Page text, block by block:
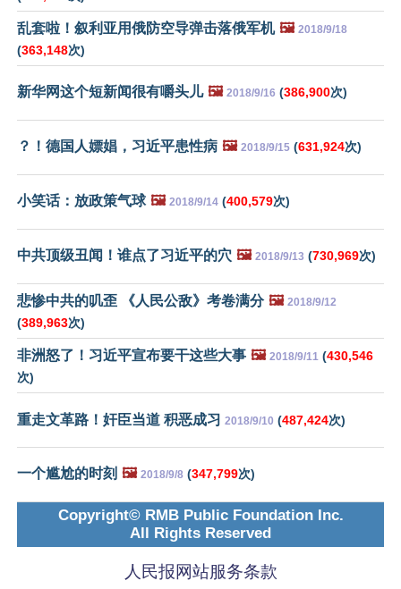
乱套啦！叙利亚用俄防空导弹击落俄军机 🖼️ 2018/9/18
(363,148次)
新华网这个短新闻很有嚼头儿 🖼️ 2018/9/16 (386,900次)
？！德国人嫖娼，习近平患性病 🖼️ 2018/9/15 (631,924次)
小笑话：放政策气球 🖼️ 2018/9/14 (400,579次)
中共顶级丑闻！谁点了习近平的穴 🖼️ 2018/9/13 (730,969次)
悲惨中共的叽歪 《人民公敌》考卷满分 🖼️ 2018/9/12
(389,963次)
非洲怒了！习近平宣布要干这些大事 🖼️ 2018/9/11 (430,546
次)
重走文革路！奸臣当道 积恶成习 2018/9/10 (487,424次)
一个尴尬的时刻 🖼️ 2018/9/8 (347,799次)
Copyright© RMB Public Foundation Inc.
All Rights Reserved
人民报网站服务条款